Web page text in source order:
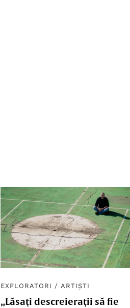
EXPLORATORI / ARTIȘTI
„Lăsaţi descreieraţii să fie